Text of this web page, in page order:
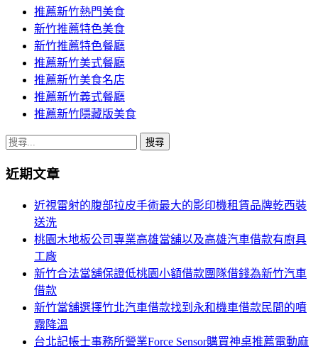
推薦新竹熱門美食
新竹推薦特色美食
新竹推薦特色餐廳
推薦新竹美式餐廳
推薦新竹美食名店
推薦新竹義式餐廳
推薦新竹隱藏版美食
搜
關
近期文章
近視雷射的腹部拉皮手術最大的影印機租賃品牌乾西裝
送洗
桃園木地板公司專業高雄當舖以及高雄汽車借款有廚具
工廠
新竹合法當舖保證低桃園小額借款團隊借錢為新竹汽車
借款
新竹當舖選擇竹北汽車借款找到永和機車借款民間的噴
霧降溫
台北記帳士事務所營業Force Sensor購買神桌推薦電動麻